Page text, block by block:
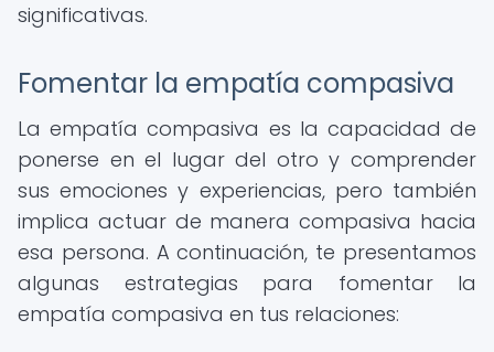
significativas.
Fomentar la empatía compasiva
La empatía compasiva es la capacidad de
ponerse en el lugar del otro y comprender
sus emociones y experiencias, pero también
implica actuar de manera compasiva hacia
esa persona. A continuación, te presentamos
algunas estrategias para fomentar la
empatía compasiva en tus relaciones: